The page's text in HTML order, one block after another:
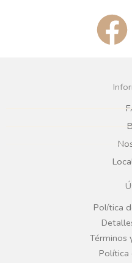
F
a
c
e
b
o
o
k
Política
Términos
Política